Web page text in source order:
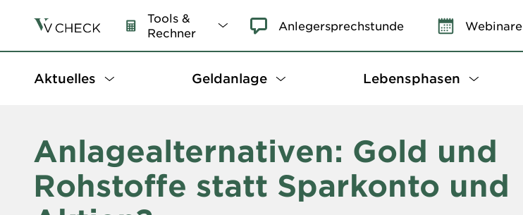
Tools &
Rechner
Anlegersprechstunde Webinare
Aktuelles Geldanlage Lebensphasen
Anlagealternativen: Gold und
Rohstoffe statt Sparkonto und